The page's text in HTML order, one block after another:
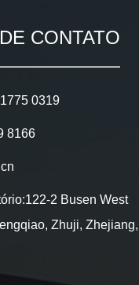
CONTATO
0319
8166
2 Busen West
Zhuji, Zhejiang,